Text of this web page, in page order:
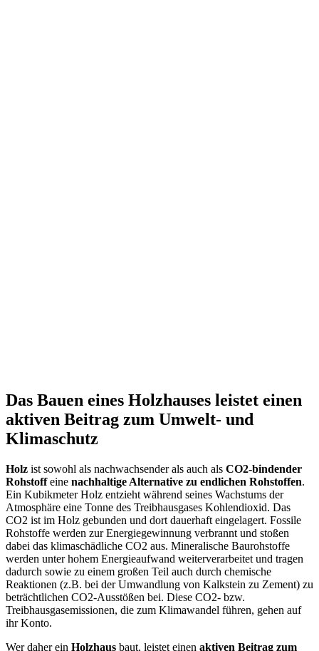
Das Bauen eines Holzhauses leistet einen
aktiven Beitrag zum Umwelt- und
Klimaschutz
Holz ist sowohl als nachwachsender als auch als CO2-bindender
Rohstoffeine nachhaltige Alternative zu endlichen Rohstoffen.
Ein Kubikmeter Holz entzieht während seines Wachstums der
Atmosphäre eine Tonne des Treibhausgases Kohlendioxid. Das
CO2 ist im Holz gebunden und dort dauerhaft eingelagert. Fossile
Rohstoffe werden zur Energiegewinnung verbrannt und stoßen
dabei das klimaschädliche CO2 aus. Mineralische Baurohstoffe
werden unter hohem Energieaufwand weiterverarbeitet und tragen
dadurch sowie zu einem großen Teil auch durch chemische
Reaktionen (z.B. bei der Umwandlung von Kalkstein zu Zement) zu
beträchtlichen CO2-Ausstößen bei. Diese CO2- bzw.
Treibhausgasemissionen, die zum Klimawandel führen, gehen auf
ihr Konto.
Wer daher ein Holzhaus baut, leistet einen aktiven Beitrag zum